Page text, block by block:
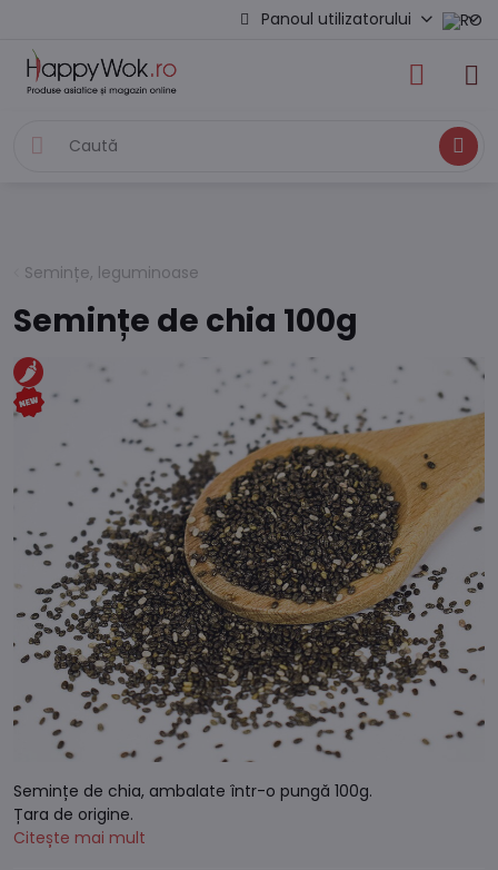
Panoul utilizatorului
Caută
Semințe, leguminoase
Semințe de chia 100g
Semințe de chia, ambalate într-o pungă 100g.
Țara de origine.
Citește mai mult